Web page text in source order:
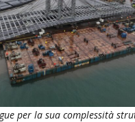
per la sua complessità